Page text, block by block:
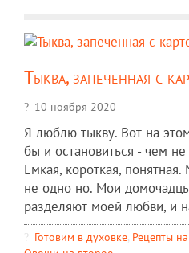
Тыква, запеченная с
10 ноября 2020
Я люблю тыкву. Вот на
бы и остановиться - чем
Емкая, короткая,
не одно но. Мои
разделяют моей любви, и
Готовим в духовке, Рецепты